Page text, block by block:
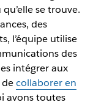
se trouve.
des
l’équipe utilise
des
intégrer aux
collaborer en
avons toutes